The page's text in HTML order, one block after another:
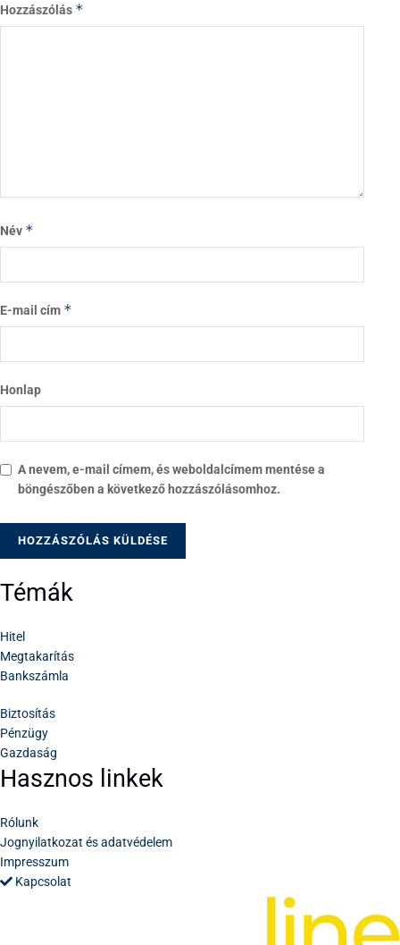
Hozzászólás *
Név *
E-mail cím *
Honlap
A nevem, e-mail címem, és weboldalcímem mentése a
böngészőben a következő hozzászólásomhoz.
Témák
Hitel
Megtakarítás
Bankszámla
Biztosítás
Pénzügy
Gazdaság
Hasznos linkek
Rólunk
Jognyilatkozat és adatvédelem
Impresszum
Kapcsolat